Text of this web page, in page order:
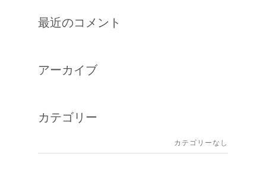
最近のコメント
アーカイブ
カテゴリー
カテゴリーなし